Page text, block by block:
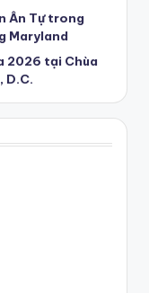
Ân Tự trong
Maryland
2026 tại Chùa
D.C.